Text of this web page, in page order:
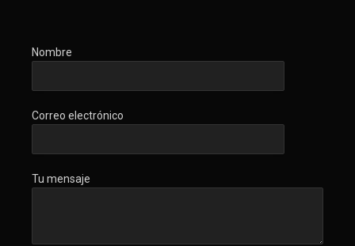
Nombre
Correo electrónico
Tu mensaje